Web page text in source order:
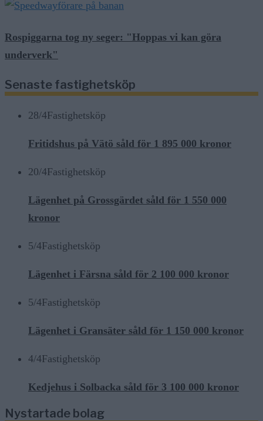
Rospiggarna tog ny seger: "Hoppas vi kan göra
underverk"
Senaste fastighetsköp
28/4Fastighetsköp
Fritidshus på Vätö såld för 1 895 000 kronor
20/4Fastighetsköp
Lägenhet på Grossgärdet såld för 1 550 000
kronor
5/4Fastighetsköp
Lägenhet i Färsna såld för 2 100 000 kronor
5/4Fastighetsköp
Lägenhet i Gransäter såld för 1 150 000 kronor
4/4Fastighetsköp
Kedjehus i Solbacka såld för 3 100 000 kronor
Nystartade bolag